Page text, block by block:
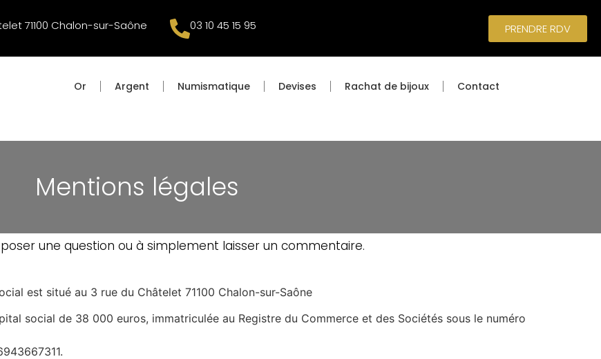
71100 Chalon-sur-Saône 03 10 45 15 95 PRENDRE RDV
Or Argent Numismatique Devises Rachat de bijoux Contact
Mentions légales
poser une question ou à simplement laisser un commentaire.
est situé au 3 rue du Châtelet 71100 Chalon-sur-Saône
social de 38 000 euros, immatriculée au Registre du Commerce et des Sociétés sous le numéro